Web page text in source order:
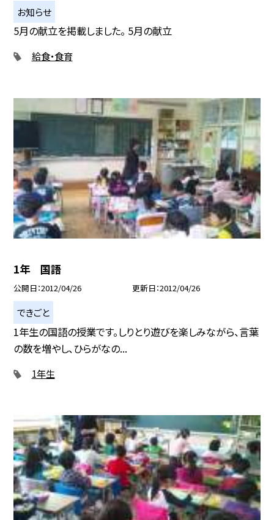
お知らせ
5月の献立を掲載しました。 5月の献立
給食・食育
1年 国語
公開日 2012/04/26 更新日 2012/04/26
できごと
1年生の国語の授業です。しりとり遊びを楽しみながら、言葉
の数を増やし、ひらがなの...
1年生